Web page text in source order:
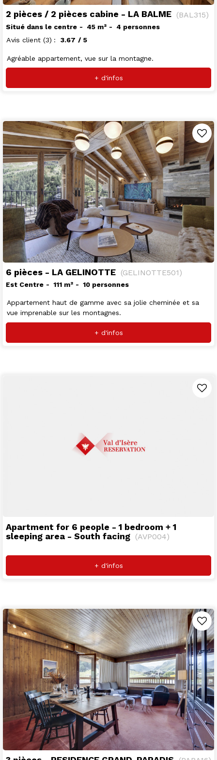
2 pièces / 2 pièces cabine - LA BALME (BAL315)
Situé dans le centre 45 m²
4 personnes
Avis client (3) 3.67 / 5
Agréable appartement, vue sur la montagne.
+ d'infos
6 pièces - LA GELINOTTE (GELINOTTE501)
Est Centre 111 m² 10 personnes
Appartement haut de gamme avec sa jolie cheminée et sa
vue imprenable sur les montagnes.
+ d'infos
Apartment for 6 people - 1 bedroom + 1
sleeping area - South facing (AVP004)
+ d'infos